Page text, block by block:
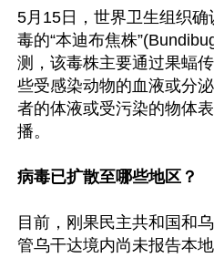
5月15日，世界卫生组织
毒的“本迪布焦株
测，该毒株主要通过果蝠
些受感染动物的血液或分
者的体液或受污染的物体
播。
病毒已扩散至哪些地区？
目前，刚果民主共和国和
管乌干达境内尚未报告本